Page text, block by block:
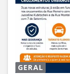
GERAL